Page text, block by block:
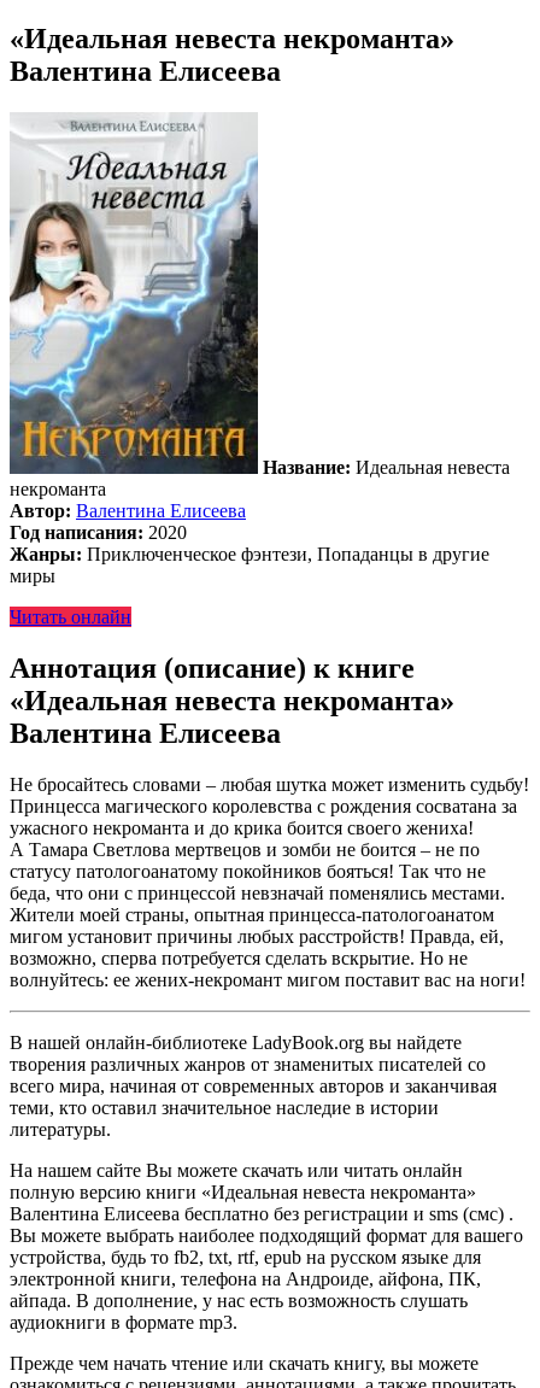
«Идеальная невеста некроманта»
Валентина Елисеева
Название: Идеальная невеста
некроманта
Автор: Валентина Елисеева
Год написания: 2020
Жанры: Приключенческое фэнтези, Попаданцы в другие
миры
Читать онлайн
Аннотация (описание) к книге
«Идеальная невеста некроманта»
Валентина Елисеева
Не бросайтесь словами – любая шутка может изменить судьбу!
Принцесса магического королевства с рождения сосватана за
ужасного некроманта и до крика боится своего жениха!
А Тамара Светлова мертвецов и зомби не боится – не по
статусу патологоанатому покойников бояться! Так что не
беда, что они с принцессой невзначай поменялись местами.
Жители моей страны, опытная принцесса-патологоанатом
мигом установит причины любых расстройств! Правда, ей,
возможно, сперва потребуется сделать вскрытие. Но не
волнуйтесь: ее жених-некромант мигом поставит вас на ноги!
В нашей онлайн-библиотеке LadyBook.org вы найдете
творения различных жанров от знаменитых писателей со
всего мира, начиная от современных авторов и заканчивая
теми, кто оставил значительное наследие в истории
литературы.
На нашем сайте Вы можете скачать или читать онлайн
полную версию книги «Идеальная невеста некроманта»
Валентина Елисеева бесплатно без регистрации и sms (смс) .
Вы можете выбрать наиболее подходящий формат для вашего
устройства, будь то fb2, txt, rtf, epub на русском языке для
электронной книги, телефона на Андроиде, айфона, ПК,
айпада. В дополнение, у нас есть возможность слушать
аудиокниги в формате mp3.
Прежде чем начать чтение или скачать книгу, вы можете